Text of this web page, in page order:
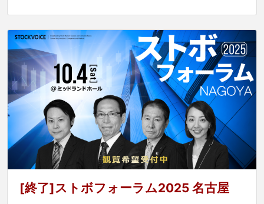
[終了]ストボフォーラム2025 名古屋